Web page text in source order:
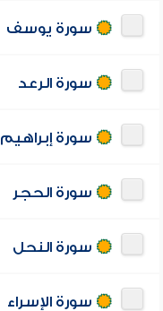
سورة يوسف
سورة الرعد
سورة إبراهيم
سورة الحجر
سورة النحل
سورة الإسراء